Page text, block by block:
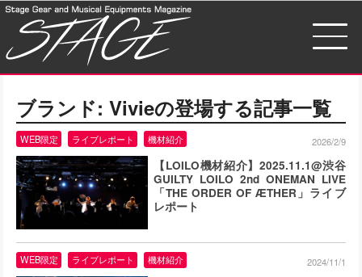
ブランド:Vivieの登場する記事一覧
【LOILO機材紹介】2025.11.1@渋谷
GUILTY LOILO 2nd ONEMAN LIVE
「THE ORDER OF ÆTHER」ライブ
レポート
WEB限定 ライブレポート 機材紹介 2026/2/9
WEB限定 ライブレポート 機材紹介 2024/11/1